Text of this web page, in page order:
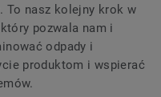
To nasz kolejny krok w
pozwala nam i
odpady i
produktom i wspierać